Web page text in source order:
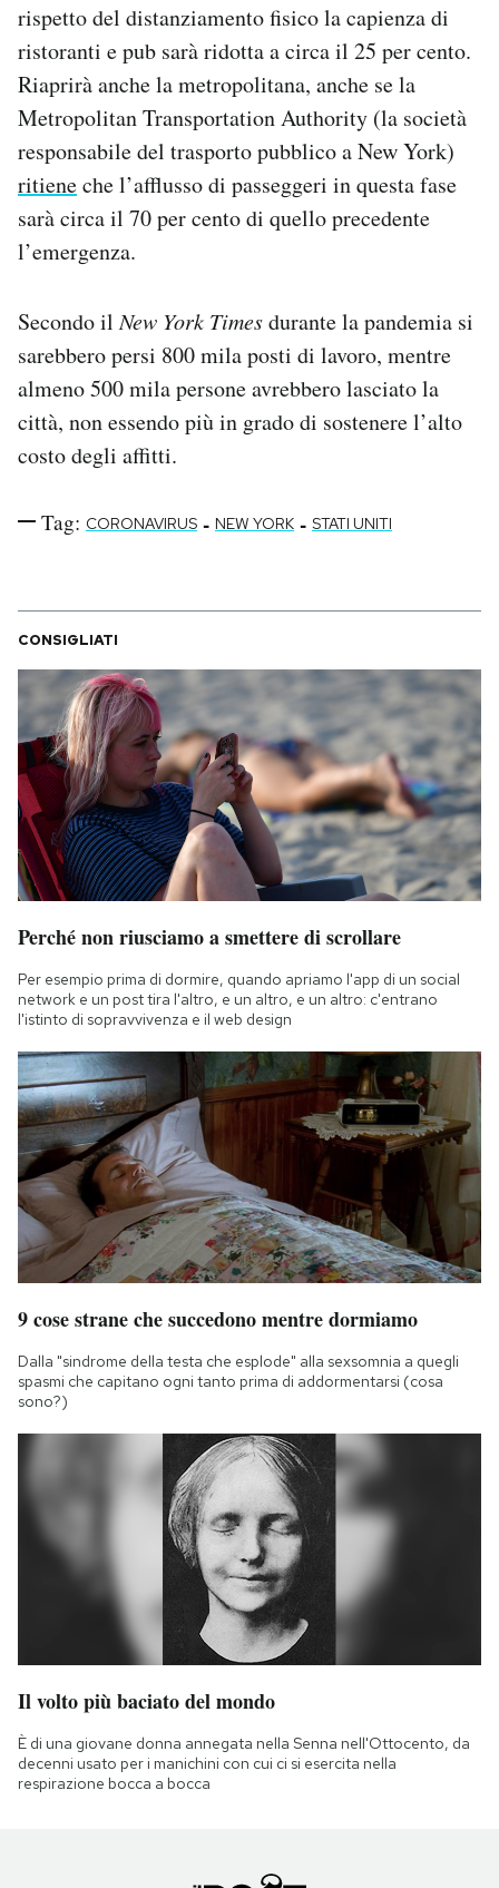
rispetto del distanziamento fisico la capienza di
ristoranti e pub sarà ridotta a circa il 25 per cento.
Riaprirà anche la metropolitana, anche se la
Metropolitan Transportation Authority (la società
responsabile del trasporto pubblico a New York)
ritieneche l’afflusso di passeggeri in questa fase
sarà circa il 70 per cento di quello precedente
l’emergenza.
Secondo ilNew York Timesdurante la pandemia si
sarebbero persi 800 mila posti di lavoro, mentre
almeno 500 mila persone avrebbero lasciato la
città, non essendo più in grado di sostenere l’alto
costo degli affitti.
Tag: CORONAVIRUS - NEW YORK - STATI UNITI
CONSIGLIATI
Perché non riusciamo a smettere di scrollare
Per esempio prima di dormire, quando apriamo l'app di un social
network e un post tira l'altro, e un altro, e un altro: c'entrano
l'istinto di sopravvivenza e il web design
9 cose strane che succedono mentre dormiamo
Dalla "sindrome della testa che esplode" alla sexsomnia a quegli
spasmi che capitano ogni tanto prima di addormentarsi (cosa
sono?)
Il volto più baciato del mondo
È di una giovane donna annegata nella Senna nell'Ottocento, da
decenni usato per i manichini con cui ci si esercita nella
respirazione bocca a bocca